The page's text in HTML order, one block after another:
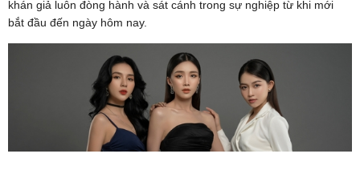
khán giả luôn đòng hành và sát cánh trong sự nghiệp từ khi mới
bắt đầu đến ngày hôm nay.